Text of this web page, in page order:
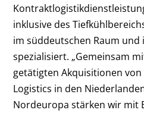
inklusive des
im süddeutschen Raum und
spezialisiert. „Gemeinsam
getätigten Akquisitionen von
Logistics in den
Nordeuropa stärken wir mit